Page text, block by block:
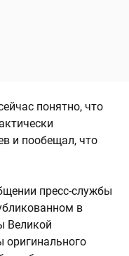
понятно, что
и пообещал, что
пресс-службы
в
Великой
оригинального